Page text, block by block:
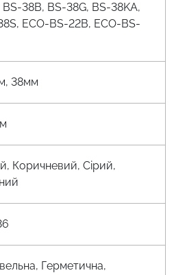
BS-38B, BS-38G, BS-38KA,
ECO-BS-22B, ECO-BS-
38мм
Коричневий, Сірий,
Герметична,